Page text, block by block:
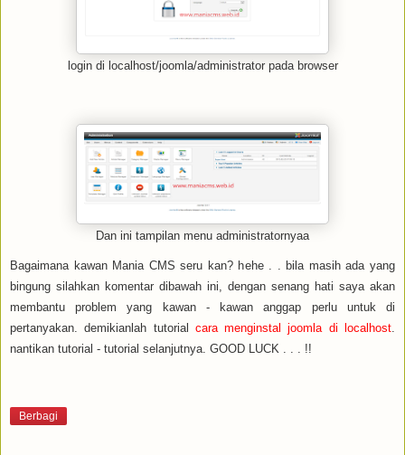
login di localhost/joomla/administrator pada browser
Dan ini tampilan menu administratornyaa
Bagaimana kawan Mania CMS seru kan? hehe . . bila masih ada yang
bingung silahkan komentar dibawah ini, dengan senang hati saya akan
membantu problem yang kawan - kawan anggap perlu untuk di
pertanyakan. demikianlah tutorial cara menginstal joomla di localhost
nantikan tutorial - tutorial selanjutnya. GOOD LUCK . . . !!
Berbagi